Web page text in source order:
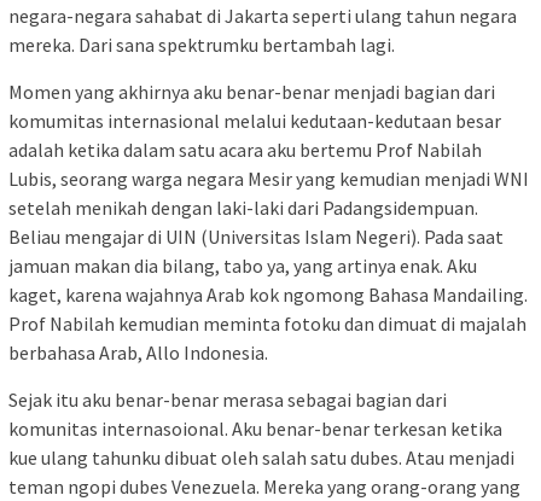
negara-negara sahabat di Jakarta seperti ulang tahun negara
mereka. Dari sana spektrumku bertambah lagi.
Momen yang akhirnya aku benar-benar menjadi bagian dari
komumitas internasional melalui kedutaan-kedutaan besar
adalah ketika dalam satu acara aku bertemu Prof Nabilah
Lubis, seorang warga negara Mesir yang kemudian menjadi WNI
setelah menikah dengan laki-laki dari Padangsidempuan.
Beliau mengajar di UIN (Universitas Islam Negeri). Pada saat
jamuan makan dia bilang, tabo ya, yang artinya enak. Aku
kaget, karena wajahnya Arab kok ngomong Bahasa Mandailing.
Prof Nabilah kemudian meminta fotoku dan dimuat di majalah
berbahasa Arab, Allo Indonesia.
Sejak itu aku benar-benar merasa sebagai bagian dari
komunitas internasoional. Aku benar-benar terkesan ketika
kue ulang tahunku dibuat oleh salah satu dubes. Atau menjadi
teman ngopi dubes Venezuela. Mereka yang orang-orang yang